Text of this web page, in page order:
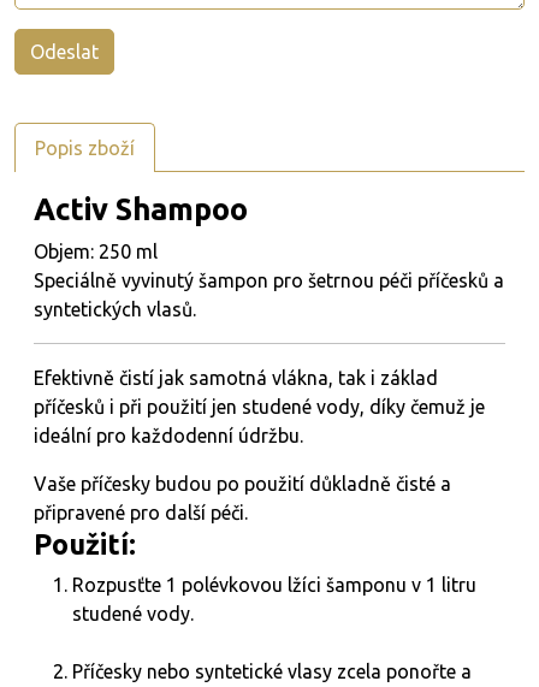
Popis zboží
Activ Shampoo
Objem: 250 ml
Speciálně vyvinutý šampon pro šetrnou péči příčesků a
syntetických vlasů.
Efektivně čistí jak samotná vlákna, tak i základ
příčesků i při použití jen studené vody, díky čemuž je
ideální pro každodenní údržbu.
Vaše příčesky budou po použití důkladně čisté a
připravené pro další péči.
Použití:
Rozpusťte 1 polévkovou lžíci šamponu v 1 litru
studené vody.
Příčesky nebo syntetické vlasy zcela ponořte a